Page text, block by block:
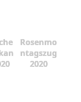
Rosenmo
ntagszug
2020